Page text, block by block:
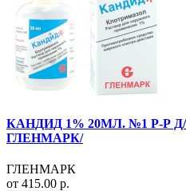
КАНДИД 1% 20МЛ. №1 Р-Р
ГЛЕНМАРК/
ГЛЕНМАРК
от 415.00 р.